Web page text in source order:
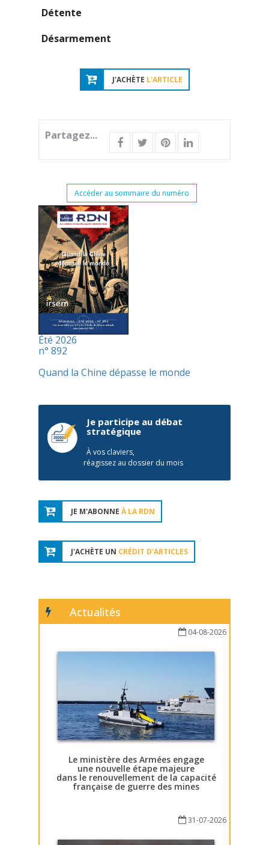
Détente
Désarmement
J'ACHÈTE L'ARTICLE
Partagez...
Accéder au sommaire du numéro
Été 2026
n° 892
Quand la Chine dépasse le monde
Je participe au débat
stratégique
À vos claviers,
réagissez au dossier du mois
JE M'ABONNE À LA RDN
J'ACHÈTE UN CRÉDIT D'ARTICLES
Actualités
04-08-2026
Le ministère des Armées engage
une nouvelle étape majeure
dans le renouvellement de la capacité
française de guerre des mines
31-07-2026